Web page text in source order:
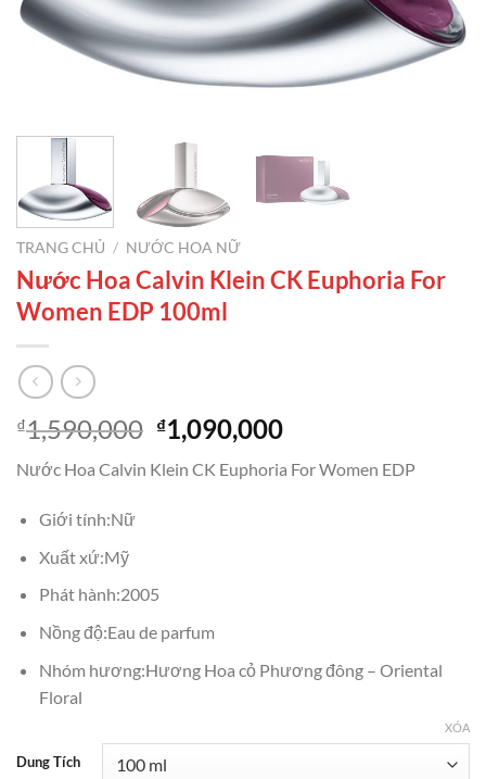
TRANG CHỦ / NƯỚC HOA NỮ
Nước Hoa Calvin Klein CK Euphoria For
Women EDP 100ml
₫1,590,000 Giá
gốc
là:
₫1,090,000Giá
tại
Nước Hoa Calvin Klein CK Euphoria For Women EDP
Giới tính:Nữ
Xuất xứ:Mỹ
Phát hành:2005
Nồng độ:Eau de parfum
Nhóm hương:Hương Hoa cỏ Phương đông – Oriental
Floral
Dung Tích
XÓA